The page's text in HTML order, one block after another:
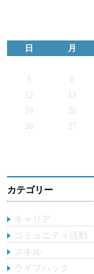
日 月
5
6
12
13
19
20
26
27
カテゴリー
キャリア
コミュニティ活動
スキル
ライフハック